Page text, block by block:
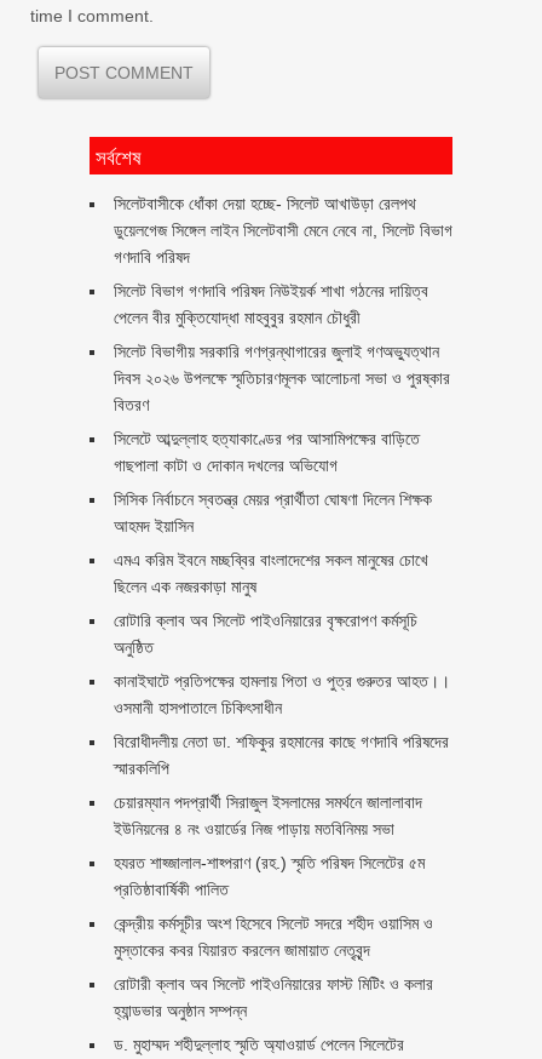
time I comment.
সর্বশেষ
‎সিলেটবাসীকে ধোঁকা দেয়া হচ্ছে- সিলেট আখাউড়া রেলপথ
ডুয়েলগেজ সিঙ্গেল লাইন সিলেটবাসী মেনে নেবে না, সিলেট বিভাগ
গণদাবি পরিষদ
সিলেট বিভাগ গণদাবি পরিষদ নিউইয়র্ক শাখা গঠনের দায়িত্ব
পেলেন বীর মুক্তিযোদ্ধা মাহবুবুর রহমান চৌধুরী ‎ ‎
সিলেট বিভাগীয় সরকারি গণগ্রন্থাগারের জুলাই গণঅভ্যুত্থান
দিবস ২০২৬ উপলক্ষে স্মৃতিচারণমূলক আলোচনা সভা ও পুরষ্কার
বিতরণ ‎ ‎
সিলেটে আব্দুল্লাহ হত্যাকাণ্ডের পর আসামিপক্ষের বাড়িতে
গাছপালা কাটা ও দোকান দখলের অভিযোগ
সিসিক নির্বাচনে স্বতন্ত্র মেয়র প্রার্থীতা ঘোষণা দিলেন শিক্ষক
আহমদ ইয়াসিন
এমএ করিম ইবনে মচ্ছব্বির বাংলাদেশের সকল মানুষের চোখে
ছিলেন এক নজরকাড়া মানুষ ‎
রোটারি ক্লাব অব সিলেট পাইওনিয়ারের বৃক্ষরোপণ কর্মসূচি
অনুষ্ঠিত
কানাইঘাটে প্রতিপক্ষের হামলায় পিতা ও পুত্র গুরুতর আহত।।
ওসমানী হাসপাতালে চিকিৎসাধীন
বিরোধীদলীয় নেতা ডা. শফিকুর রহমানের কাছে গণদাবি পরিষদের
স্মারকলিপি ‎
চেয়ারম্যান পদপ্রার্থী সিরাজুল ইসলামের সমর্থনে জালালাবাদ
ইউনিয়নের ৪ নং ওয়ার্ডের নিজ পাড়ায় মতবিনিময় সভা
হযরত শাহ্জালাল-শাহ্পরাণ (রহ.) স্মৃতি পরিষদ সিলেটের ৫ম
প্রতিষ্ঠাবার্ষিকী পালিত ‎​
কেন্দ্রীয় কর্মসূচীর অংশ হিসেবে সিলেট সদরে শহীদ ওয়াসিম ও
মুস্তাকের কবর যিয়ারত করলেন জামায়াত নেতৃবৃন্দ ‎
রোটারী ক্লাব অব সিলেট পাইওনিয়ারের ফাস্ট মিটিং ও কলার
হ্যান্ডভার অনুষ্ঠান সম্পন্ন
ড. মুহাম্মদ শহীদুল্লাহ স্মৃতি অ্যাওয়ার্ড পেলেন সিলেটের